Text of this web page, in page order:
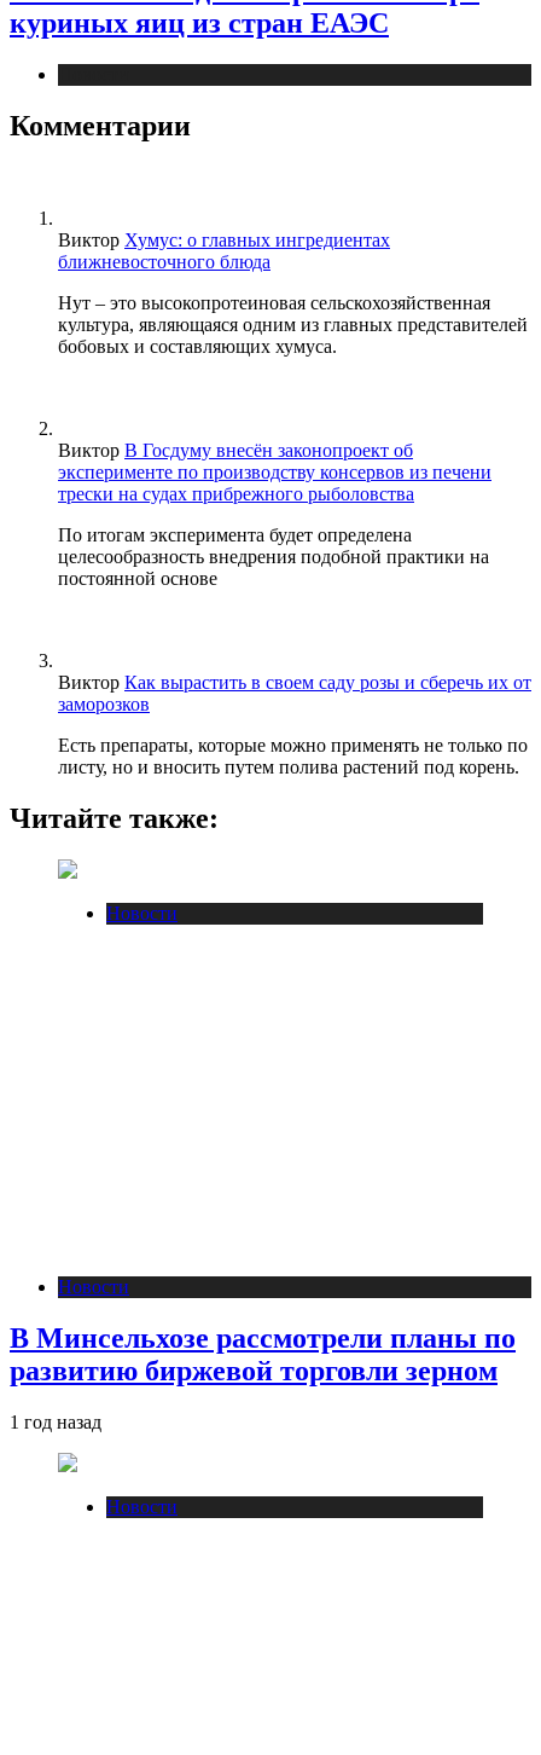
куриных яиц из стран ЕАЭС
Комментарии
Виктор Хумус: о главных ингредиентах
ближневосточного блюда
Нут – это высокопротеиновая сельскохозяйственная
культура, являющаяся одним из главных представителей
бобовых и составляющих хумуса.
Виктор В Госдуму внесён законопроект об
эксперименте по производству консервов из печени
трески на судах прибрежного рыболовства
По итогам эксперимента будет определена
целесообразность внедрения подобной практики на
постоянной основе
Виктор Как вырастить в своем саду розы и сберечь их от
заморозков
Есть препараты, которые можно применять не только по
листу, но и вносить путем полива растений под корень.
Читайте также:
Новости
Новости
В Минсельхозе рассмотрели планы по
развитию биржевой торговли зерном
1 год назад
Новости